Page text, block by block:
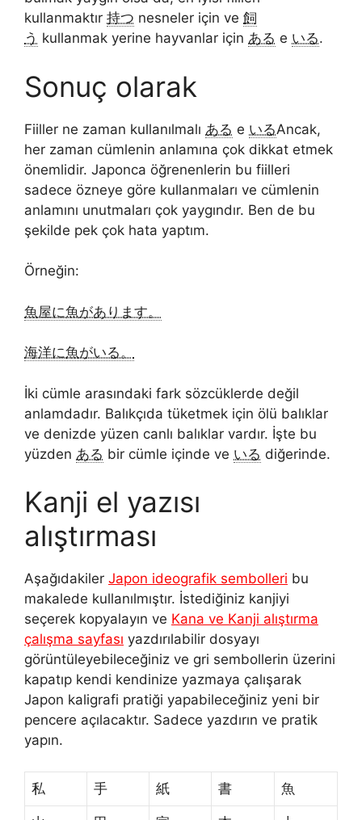
kullanmaktır 持つ nesneler için ve 飼
う kullanmak yerine hayvanlar için ある e いる.
Sonuç olarak
Fiiller ne zaman kullanılmalı ある e いるAncak,
her zaman cümlenin anlamına çok dikkat etmek
önemlidir. Japonca öğrenenlerin bu fiilleri
sadece özneye göre kullanmaları ve cümlenin
anlamını unutmaları çok yaygındır. Ben de bu
şekilde pek çok hata yaptım.
Örneğin:
魚屋に魚があります。
海洋に魚がいる。
İki cümle arasındaki fark sözcüklerde değil
anlamdadır. Balıkçıda tüketmek için ölü balıklar
ve denizde yüzen canlı balıklar vardır. İşte bu
yüzden ある bir cümle içinde ve いる diğerinde.
Kanji el yazısı
alıştırması
Aşağıdakiler Japon ideografik sembolleri bu
makalede kullanılmıştır. İstediğiniz kanjiyi
seçerek kopyalayın ve Kana ve Kanji alıştırma
çalışma sayfası yazdırılabilir dosyayı
görüntüleyebileceğiniz ve gri sembollerin üzerini
kapatıp kendi kendinize yazmaya çalışarak
Japon kaligrafi pratiği yapabileceğiniz yeni bir
pencere açılacaktır. Sadece yazdırın ve pratik
yapın.
私 手 紙 書 魚